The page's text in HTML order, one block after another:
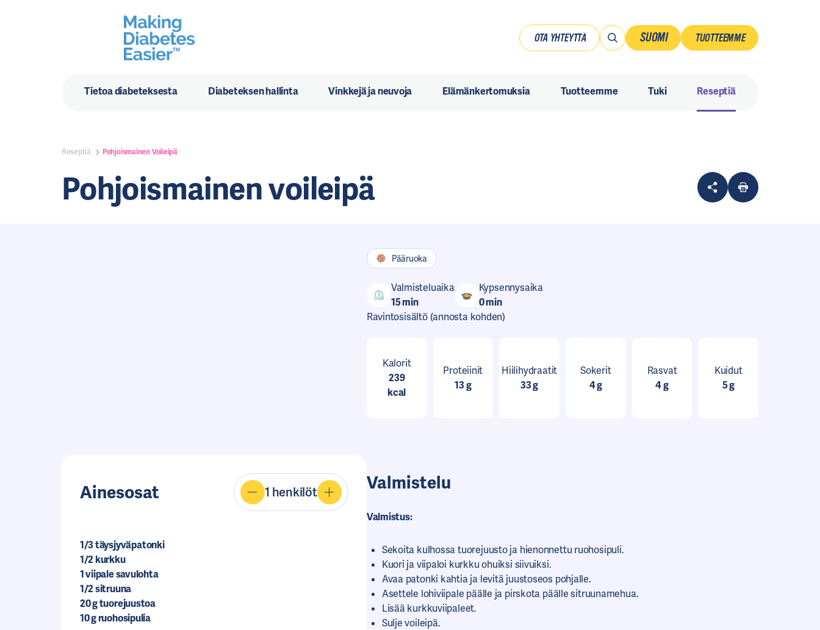
OTA YHTEYTTÄ SUOMI
Ruotsi
TUOTTEEMME
Tietoa diabeteksesta Diabeteksen hallinta Vinkkejä ja neuvoja Elämänkertomuksia Tuotteemme Tuki Reseptiä
Reseptiä Pohjoismainen Voileipä
Pohjoismainen voileipä
Pääruoka
Valmisteluaika
15 min
Kypsennysaika
0 min
Ravintosisältö (annosta kohden)
Kalorit
239
kcal
Proteiinit
13 g
Hiilihydraatit
33 g
Sokerit
4 g
Rasvat
4 g
Kuidut
5 g
Ainesosat 1 henkilöt
1/3täysjyväpatonki
1/2 kurkku
1viipale savulohta
1/2sitruuna
20g tuorejuustoa
10g ruohosipulia
Valmistelu
Valmistus:
Sekoita kulhossa tuorejuusto ja hienonnettu ruohosipuli.
Kuori ja viipaloi kurkku ohuiksi siivuiksi.
Avaa patonki kahtia ja levitä juustoseos pohjalle.
Asettele lohiviipale päälle ja pirskota päälle sitruunamehua.
Lisää kurkkuviipaleet.
Sulje voileipä.